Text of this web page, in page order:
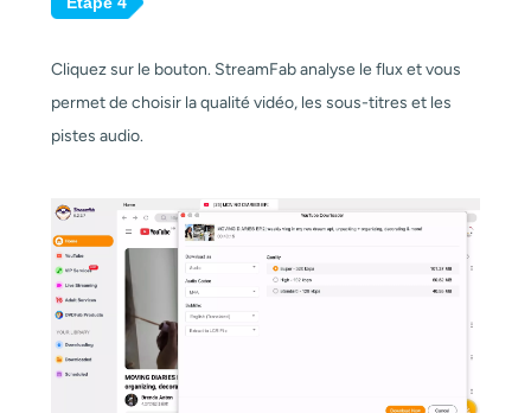
Cliquez sur le bouton. StreamFab analyse le flux et vous
permet de choisir la qualité vidéo, les sous-titres et les
pistes audio.